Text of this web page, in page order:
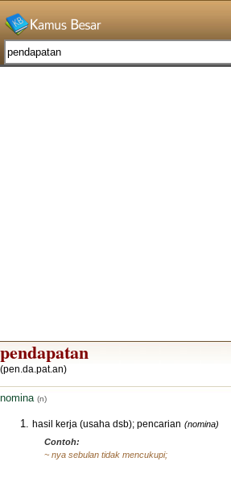
pendapatan
(pen.da.pat.an)
nomina (n)
hasil kerja (usaha dsb); pencarian (nomina)
Contoh:
~ nya sebulan tidak mencukupi;